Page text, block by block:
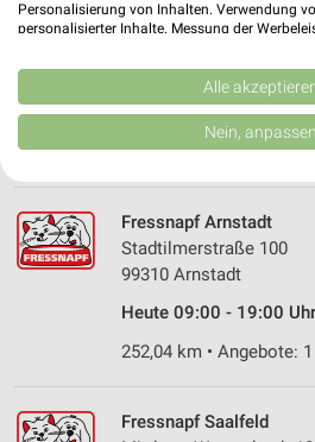
Fressnapf Rudolstadt
07407 Rudolstadt
Heute 09:00 - 18:00
247,18 km • Angebote:
Fressnapf Arnstadt
Stadtilmerstraße 100
99310 Arnstadt
Heute 09:00 - 19:00
252,04 km • Angebote:
Fressnapf Saalfeld
Personalisierung von Inhalten. Verwendung
personalisierter Inhalte. Messung der
Kombinationen von Daten aus verschiedenen
Verbesserung der Angebote. Verwendung
von Inhalten.
Daten können außerhalb der Europäischen
USA gesendet werden.
Website/App.
Partnerliste anzeigen (1 IAB-Anbieter)
Wir nutzen Ihre Daten für folgende Zwecke:
IAB-Verarbeitungszwecke:
Speichern von oder Zugriff auf
Alle
Nein, anpassen